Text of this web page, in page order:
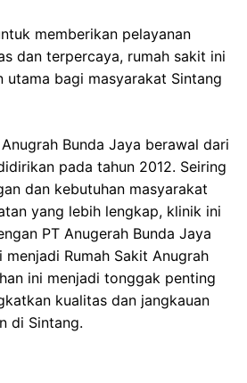
memberikan pelayanan
dan terpercaya, rumah sakit ini
utama bagi masyarakat Sintang
Bunda Jaya berawal dari
pada tahun 2012. Seiring
dan kebutuhan masyarakat
yang lebih lengkap, klinik ini
PT Anugerah Bunda Jaya
Rumah Sakit Anugrah
ini menjadi tonggak penting
kualitas dan jangkauan
di Sintang.